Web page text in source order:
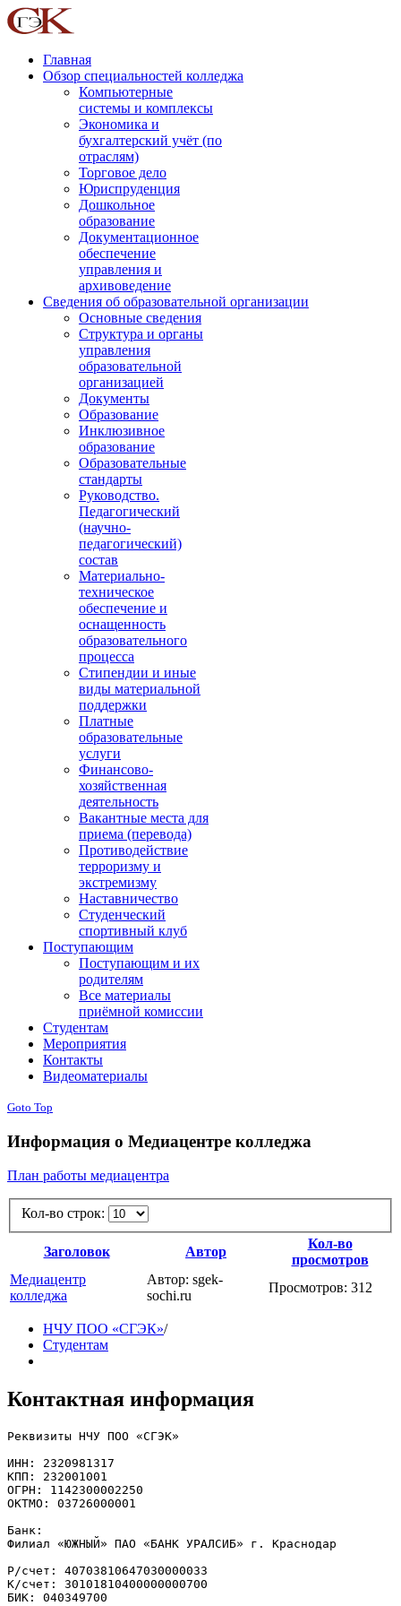
Главная
Обзор специальностей колледжа
Компьютерные
системы и комплексы
Экономика и
бухгалтерский учёт (по
отраслям)
Торговое дело
Юриспруденция
Дошкольное
образование
Документационное
обеспечение
управления и
архивоведение
Сведения об образовательной организации
Основные сведения
Структура и органы
управления
образовательной
организацией
Документы
Образование
Инклюзивное
образование
Образовательные
стандарты
Руководство.
Педагогический
(научно-
педагогический)
состав
Материально-
техническое
обеспечение и
оснащенность
образовательного
процесса
Стипендии и иные
виды материальной
поддержки
Платные
образовательные
услуги
Финансово-
хозяйственная
деятельность
Вакантные места для
приема (перевода)
Противодействие
терроризму и
экстремизму
Наставничество
Студенческий
спортивный клуб
Поступающим
Поступающим и их
родителям
Все материалы
приёмной комиссии
Студентам
Мероприятия
Контакты
Видеоматериалы
Goto Top
Информация о Медиацентре колледжа
План работы медиацентра
Кол-во строк:
Заголовок Автор
Кол-во
просмотров
Медиацентр
колледжа
Автор: sgek-
sochi.ru
Просмотров: 312
НЧУ ПОО «СГЭК»/
Студентам
Контактная информация
Реквизиты НЧУ ПОО «СГЭК»
ИНН: 2320981317
КПП: 232001001
ОГРН: 1142300002250
ОКТМО: 03726000001
Банк:
Филиал «ЮЖНЫЙ» ПАО «БАНК УРАЛСИБ» г. Краснодар
Р/счет: 40703810647030000033
К/счет: 30101810400000000700
БИК: 040349700